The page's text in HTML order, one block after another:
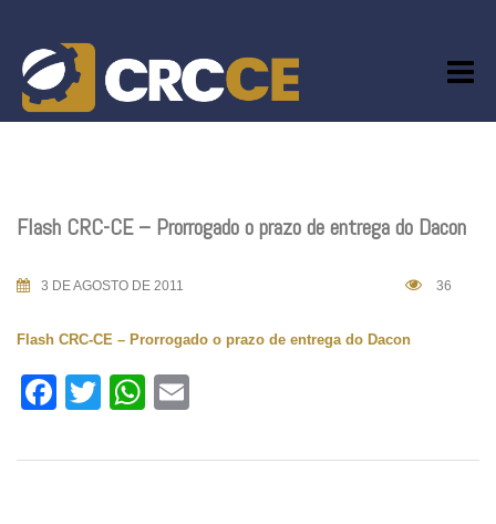
content
Flash CRC-CE – Prorrogado o prazo de entrega do Dacon
3 DE AGOSTO DE 2011 36
Flash CRC-CE – Prorrogado o prazo de entrega do Dacon
Facebook
TwitterWhatsApp